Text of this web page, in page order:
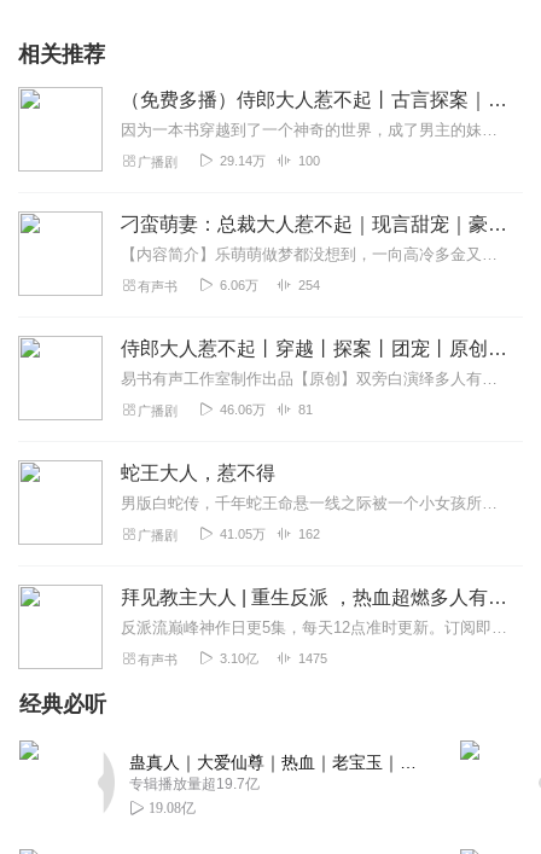
遇上这种人，现实生活中应该也有很多这奇葩人，谢谢主播
免费分享！
2023-02-23
书可以，声音也可以，值得推荐！不知道这书的名字叫什
1597976cyok
听友191118087
怯懦的人变化怎么大，那任务者不是也变化很大吗怎么不说
呢，她还不是从一个不会武功的人变成很厉害的，怎么不把
任务者也给切片了 这也太双标了吧，作者不会把我们这些读
者当傻子吧不是吧。
回复
大脚丫妈妈
主播播的真好，剧情一点也不拖拉，喜欢这种，加油！棒棒
哒！
相关推荐
（免费多播）侍郎大人惹不起丨古言探案｜双向甜宠
因为一本书穿越到了一个神奇的世界，成了男主的妹妹。作为一个21世纪的腐女，遇到腰细腿长的霸总男主怎么不调戏一番。一边破解案情，一边调戏哥哥，人生不要太完美。只怪...
广播剧 29.14万 100
刁蛮萌妻：总裁大人惹不起｜现言甜宠｜豪门假戏真做
【内容简介】乐萌萌做梦都没想到，一向高冷多金又霸气的总裁竟然是个结巴！而且，还赖上她了……“总裁，我是不是闯祸了？”“嗯，闯，闯了很，很大的祸。”一下子闯进了他...
有声书 6.06万 254
侍郎大人惹不起丨穿越丨探案丨团宠丨原创双旁白有声剧
易书有声工作室制作出品【原创】双旁白演绎多人有声剧《侍郎大人惹不起》古言穿越，团宠温情，节奏紧凑，故事精彩上架首日爆更10集，每日准时更新。播放量满10万，5...
广播剧 46.06万 81
蛇王大人，惹不得
男版白蛇传，千年蛇王命悬一线之际被一个小女孩所救，从此俩人就纠缠不清了
广播剧 41.05万 162
拜见教主大人 | 重生反派 ，热血超燃多人有声剧 | 封七月
反派流巅峰神作日更5集，每天12点准时更新。订阅即可收到更新提醒~点击收听：老宝玉最新力作《却道寻常》，热血仙侠，古风精品多人有声剧，专辑限时免费中！【内容简介...
有声书 3.10亿 1475
经典必听
专辑播放量超19.7亿
19.08亿